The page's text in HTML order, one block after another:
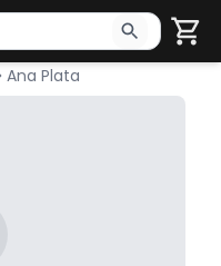
yazın. Göndərmək
Ana Plata